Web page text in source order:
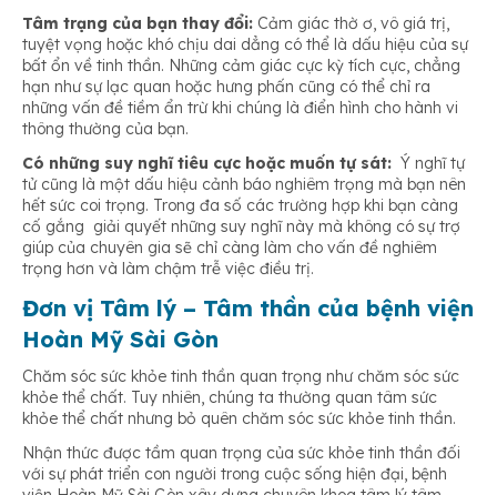
Tâm trạng của bạn thay đổi: Cảm giác thờ ơ, vô giá trị,
tuyệt vọng hoặc khó chịu dai dẳng có thể là dấu hiệu của sự
bất ổn về tinh thần. Những cảm giác cực kỳ tích cực, chẳng
hạn như sự lạc quan hoặc hưng phấn cũng có thể chỉ ra
những vấn đề tiềm ẩn trừ khi chúng là điển hình cho hành vi
thông thường của bạn.
Có những suy nghĩ tiêu cực hoặc muốn tự sát: Ý nghĩ tự
tử cũng là một dấu hiệu cảnh báo nghiêm trọng mà bạn nên
hết sức coi trọng. Trong đa số các trường hợp khi bạn càng
cố gắng giải quyết những suy nghĩ này mà không có sự trợ
giúp của chuyên gia sẽ chỉ càng làm cho vấn đề nghiêm
trọng hơn và làm chậm trễ việc điều trị.
Đơn vị Tâm lý – Tâm thần của bệnh viện
Hoàn Mỹ Sài Gòn
Chăm sóc sức khỏe tinh thần quan trọng như chăm sóc sức
khỏe thể chất. Tuy nhiên, chúng ta thường quan tâm sức
khỏe thể chất nhưng bỏ quên chăm sóc sức khỏe tinh thần.
Nhận thức được tầm quan trọng của sức khỏe tinh thần đối
với sự phát triển con người trong cuộc sống hiện đại, bệnh